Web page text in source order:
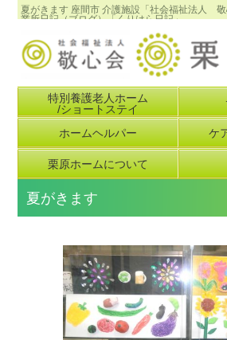
夏がきます 座間市 介護施設「社会福祉法人
業所日記（ブログ）「くりはら日記」
特別養護老人ホーム
/ショートステイ
ホームヘルパー ケ
栗原ホームについて
夏がきます